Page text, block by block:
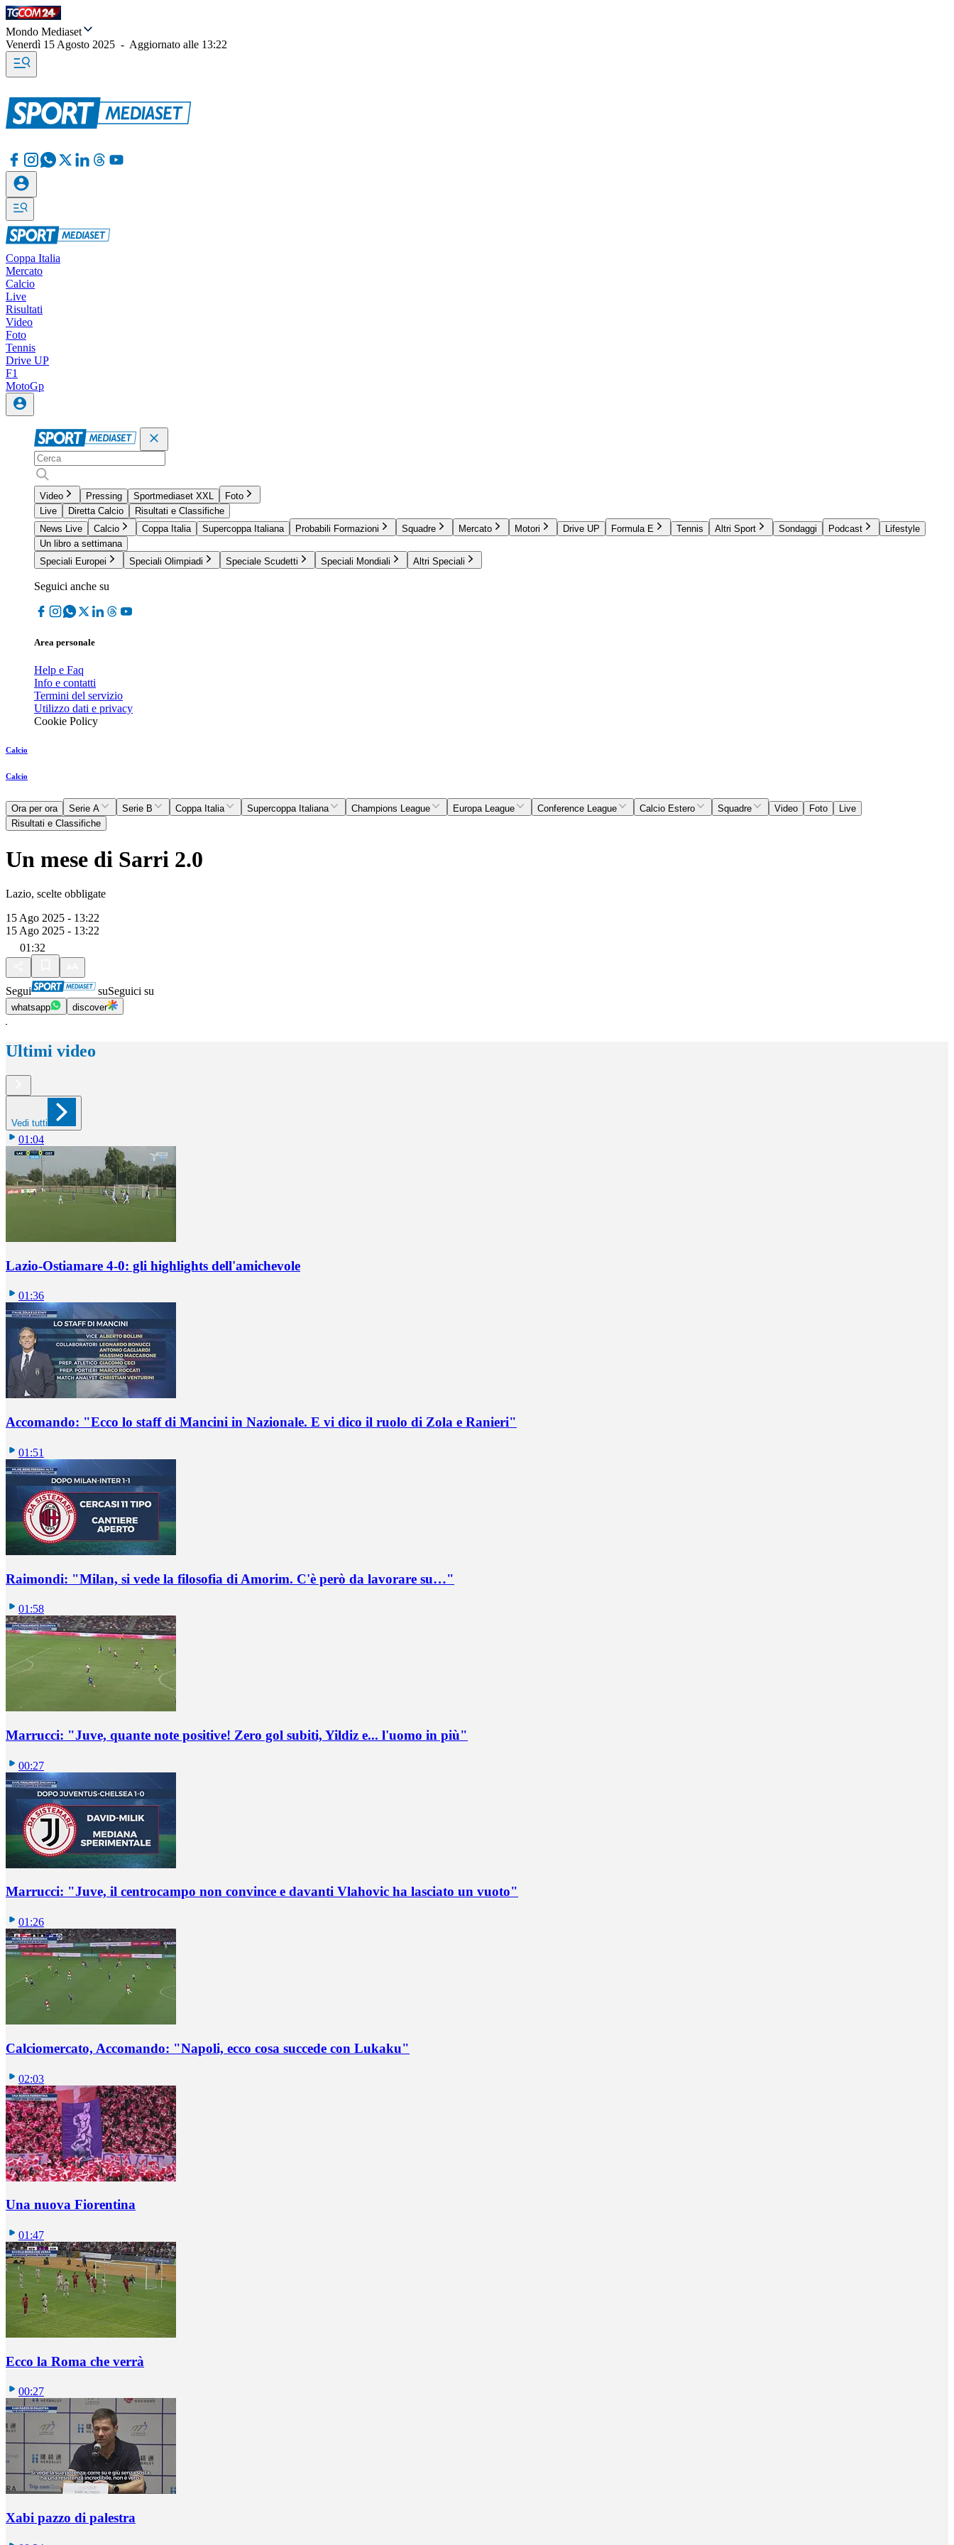
Mondo Mediaset
Venerdì 15 Agosto 2025 - Aggiornato alle 13:22
Coppa Italia
Mercato
Calcio
Live
Risultati
Video
Foto
Tennis
Drive UP
F1
MotoGp
Video Pressing Sportmediaset XXL
Foto
Live
Diretta Calcio
Risultati e Classifiche
News Live
Calcio Coppa Italia Supercoppa Italiana Probabili Formazioni Squadre Mercato Motori Drive UP Formula E Tennis Altri Sport Sondaggi Podcast
Lifestyle
Un libro a settimana
Speciali Europei
Speciali Olimpiadi Speciale Scudetti Speciali Mondiali Altri Speciali
Seguici anche su
Area personale
Help e Faq
Info e contatti
Termini del servizio
Utilizzo dati e privacy
Cookie Policy
Calcio
Calcio
Ora per ora Serie A Serie B Coppa Italia Supercoppa Italiana Champions League Europa League Conference League Calcio Estero Squadre Video Foto
Live
Risultati e Classifiche
Un mese di Sarri 2.0
Lazio, scelte obbligate
15 Ago 2025 - 13:22
15 Ago 2025 - 13:22
01:32
Segui suSeguici su
whatsapp discover
Ultimi video
Vedi tutti
01:04
Lazio-Ostiamare 4-0: gli highlights dell'amichevole
01:36
Accomando: "Ecco lo staff di Mancini in Nazionale. E vi dico il ruolo di Zola e Ranieri"
01:51
Raimondi: "Milan, si vede la filosofia di Amorim. C'è però da lavorare su…"
01:58
Marrucci: "Juve, quante note positive! Zero gol subiti, Yildiz e... l'uomo in più"
00:27
Marrucci: "Juve, il centrocampo non convince e davanti Vlahovic ha lasciato un vuoto"
01:26
Calciomercato, Accomando: "Napoli, ecco cosa succede con Lukaku"
02:03
Una nuova Fiorentina
01:47
Ecco la Roma che verrà
00:27
Xabi pazzo di palestra